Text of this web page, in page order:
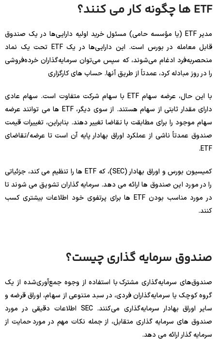
ETF ها چگونه کار می کنند؟
مدیر ETF (یا مؤسسه حامی) مسئول خرید اولیه دارایی‌ها در یک صندوق
قابل معامله در بورس است. این دارایی‌ها در یک ETF تحت یک نماد
منحصربه‌فرد ادغام می‌شوند، که سپس می‌توان سرمایه‌گذاران خرده‌فروشی
را در روز مبادله کرد، عمدتاً از طریق آنها. حساب های کارگزاری
با این حال، عرضه سهام ETF با سهام شرکت متفاوت است. سهام عادی
دارای مقدار ثابتی از سهام هستند. از سوی دیگر، ETF ها می توانند عرضه
سهام موجود را برای مطابقت با تقاضا تغییر دهند. بنابراین، تغییرات قیمت
صندوق عمدتاً ناشی از عملکرد اوراق بهادار پایه آن است تا عرضه/تقاضای
ETF.
کمیسیون بورس و اوراق بهادار (SEC)، که ETF ها را تنظیم می کند، جزئیاتی
را در مورد این صندوق ها ارائه می دهد. سرمایه گذاران تشویق می شوند تا
در مورد مناسب بودن ETF ها برای پرتفوی خود اطلاعات بیشتری کسب
کنند.
صندوق سرمایه گذاری چیست؟
صندوق‌های سرمایه‌گذاری مشترک با استفاده از وجوه جمع‌آوری‌شده از یک
گروه کوچک یا سرمایه‌گذاران فردی، در سبد متنوعی از سهام، اوراق قرضه و
سایر اوراق بهادار سرمایه‌گذاری می‌کنند. SEC اطلاعات دقیقی در مورد
صندوق های سرمایه گذاری متقابل، از جمله نکات مهم در مورد حمایت از
سرمایه گذار ارائه می دهد.